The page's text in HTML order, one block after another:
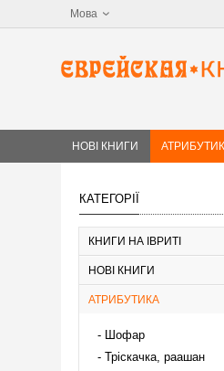
Мова
НОВІ КНИГИ
КАТЕГОРІЇ
КНИГИ НА ІВРИТІ
НОВІ КНИГИ
АТРИБУТИКА
Шофар
Тріскачка, раашан